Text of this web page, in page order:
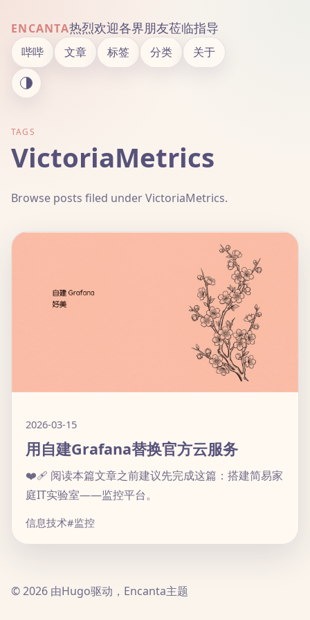
ENCANTA热烈欢迎各界朋友莅临指导
哔哔 文章 标签 分类 关于
TAGS
VictoriaMetrics
Browse posts filed under VictoriaMetrics.
2026-03-15
用自建Grafana替换官方云服务
❤️‍🩹 阅读本篇文章之前建议先完成这篇：搭建简易家
庭IT实验室——监控平台。
信息技术#监控
© 2026 由Hugo驱动，Encanta主题